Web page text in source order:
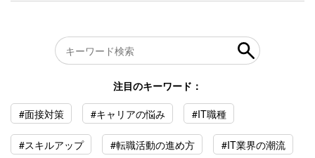
注目のキーワード：
#面接対策
#キャリアの悩み #IT職種
#スキルアップ #転職活動の進め方 #IT業界の潮流